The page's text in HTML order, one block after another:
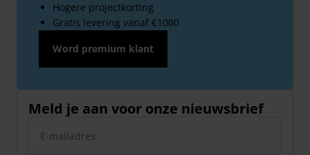
Hogere projectkorting
Gratis levering vanaf €1000
Word premium klant
Meld je aan voor onze nieuwsbrief